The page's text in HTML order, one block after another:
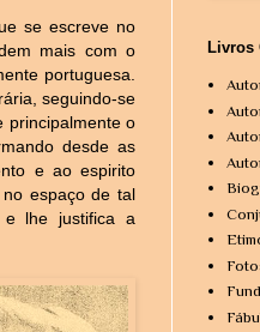
se escreve no
mais com o
portuguesa.
seguindo-se
principalmente o
desde as
e ao espirito
espaço de tal
e lhe justifica a
Livros